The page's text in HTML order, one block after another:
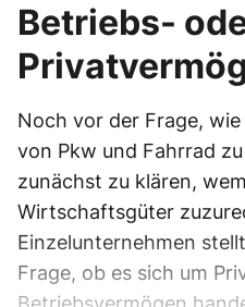
Betriebs-
Noch vor der Frage,
von Pkw und Fahrrad
zunächst zu klären,
Wirtschaftsgüter
Einzelunternehmen
Frage, ob es sich um